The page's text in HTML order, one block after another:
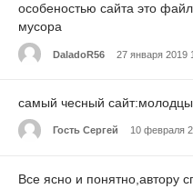
особеностью сайта это
мусора
DaladoR56 27 января 2019
самый чесный
Гость Сергей 10 февраля
Все ясно и понятно,автору